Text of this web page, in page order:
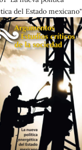
del Estado mexicano"